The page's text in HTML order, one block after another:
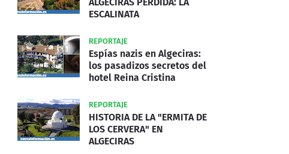
ESCALINATA
REPORTAJE
Espías nazis en Algeciras:
los pasadizos secretos del
hotel Reina Cristina
REPORTAJE
HISTORIA DE LA "ERMITA DE
LOS CERVERA" EN
ALGECIRAS